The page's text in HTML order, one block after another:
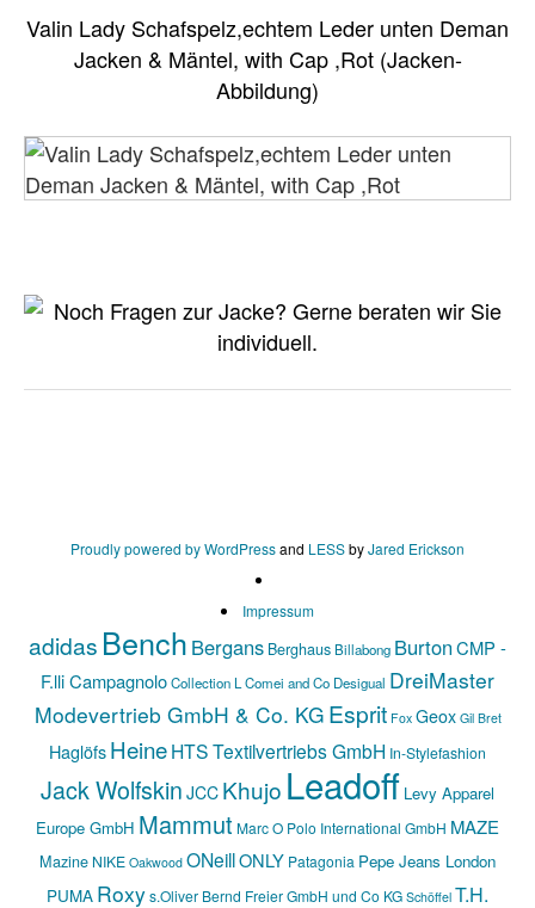
Valin Lady Schafspelz,echtem Leder unten Deman
Jacken & Mäntel, with Cap ,Rot (Jacken-
Abbildung)
Proudly powered by WordPressand LESSbyJared Erickson
Impressum
adidas Bench Bergans Berghaus Billabong BurtonCMP -
F.lli CampagnoloCollection L Comei and Co Desigual DreiMaster
Modevertrieb GmbH & Co. KG Esprit Fox Geox Gil Bret
HaglöfsHeineHTS Textilvertriebs GmbH In-Stylefashion
Jack Wolfskin JCC Khujo Leadoff Levy Apparel
Europe GmbH Mammut Marc O Polo International GmbH MAZE
Mazine NIKE Oakwood ONeillONLY Patagonia Pepe Jeans London
PUMA Roxys.Oliver Bernd Freier GmbH und Co KG Schöffel T.H.